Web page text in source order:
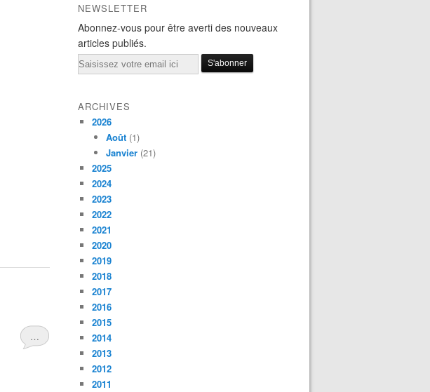
…
NEWSLETTER
Abonnez-vous pour être averti des nouveaux
articles publiés.
Email
ARCHIVES
2026
Août (1)
Janvier (21)
2025
2024
2023
2022
2021
2020
2019
2018
2017
2016
2015
2014
2013
2012
2011